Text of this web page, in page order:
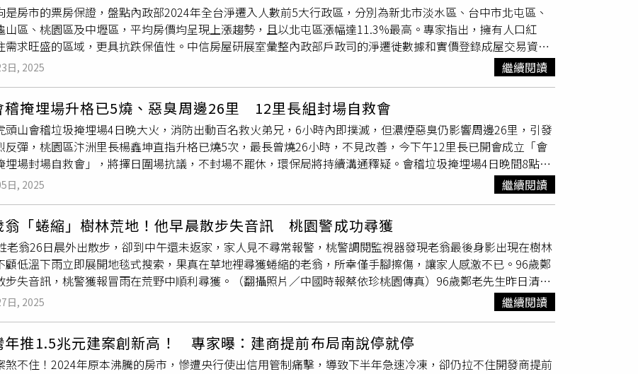
了！「知名小吃、排隊名店」成重點輔導對象 水岸景觀失靈？ 「這河畔豪宅」轉手賠售近千萬
預期總推案約653.8億元，沒有百億元大案，具規模逾50億元案則在青埔、中路、上南崁、龜山市區等地的威
、東驊、長虹新案；主要以桃園區成為推案領頭羊，散布在經國、小檜溪、站前、大有、藝文特區都有新案亮
反映出房市寒流的就是新竹地區，此檔期僅112.5億元新案量，新竹縣新豐鄉的富宇新案就佔去一半，其餘四散
、竹東鎮、湖口鄉、芎林鄉，案量都不大，建商避風頭意味濃厚。至於基隆、宜蘭等二線城市的推案成績更難
加霜讓業者以去化舊案為主。今年北台灣329檔期以雙北為推案擔當。（圖／住展雜誌提供）陳炳辰指出，在
億大案激勵下，讓今年首波預售檔期不淡，但後繼無力可能是接下來窘境，已傳新北市三重區與桃園市的A7、
，以及新竹市東區的指標案，開案時間再往後延至下半年，甚至明年直接放棄上半年，可說是識時務者為俊
不立危牆之下。陳炳辰認為，預期政府短期不會針對房市有新動作，有利市場適應現況，重拾信心，上半年若
化近期案量，在民眾沒有其他更好的保值資產選項下，長期房市仍保樂觀度。今年北台灣329檔期靠指標大案
局要查稅了！ 專家示警「5行業6行為」有漏快補繳 頂客夫妻「遺產不想給手足」律
物料和人工成本上漲之苦，預估缺10萬名技術工，而非勞工，盼能開放國外有技術含量的人才，或是引進外勞
術培養的配套措施，期待政府除了金融管制，也能正視產業問題和有效解決。往年皆與海悅差約1000億元案量
，去年突飛猛進，只相差不到400億元之遙，排名第二。經統計，新聯陽去年百億指標案就有「元利四季莊
方大境」「吾雙」「麗寶南法莊園」「華固頂滙」5大案，榮登「百億案接案王」，同時也擊敗過往伯仲之間
，重返排行亞軍。「元利四季莊園」由李天鐸操刀設計，擁有北市門牌，每坪開價百萬起跳，卻能在央行打房
趨於保守下，短短半年銷售超過600戶。（圖／四季莊園官網）新聯陽總經理張俊杰透露，今年新推案約有
億元，目前已簽約百億大案有總銷400億元的「元利四季莊園2」、近180億元的大陸建設竹北案、120億元
建設案，及4月將公開的350億元的華固北投商辦案，另有約2、3案同樣百億規模，但合約未完成，尚無法透
解釋，並非政府打房還拼命推案，而是這些案子在打房前就已簽約，除非和業主達成默契先動工、看市況再推
既然談好，就還是照表操課。接案戶數名列第三的甲山林，集團業務發展以代銷、營建雙軌並進，去年約5成
自建案。剛升任集團副董事長的張境在就透露，今年自建案1000億元，加上其他業主代銷接案，預計能有2000
釋出。愛山林攜手堃達土地開發，插旗中和推出「左岸明珠」，目前正在變更建照，預估總銷400億元。（圖
提供）多數業者保守看待今年市況，但甲山林仍備妥2000億元創新高案量，張境在表示，以前是經濟不佳、股
資金不足拉低購買力，此次是政府用金融政策管制市場，自用消費者短時間觀望後還是會出手。甲山林產品
購自用為主，不受打炒房和限貸影響，再加上租金年年漲，租轉買在市場需求依舊很強。以推案戶數排行
大代銷」，第四名後為新理想、新高創、萬群、創意家、信義、漢華、藝舍。和去年榜單相較，萬群、創意
取代了甲桂林、上揚、圓石灘。新理想重心集中在桃園各大重劃區，去年指標案為總銷近100億元的「璟都航
不過預計今年329檔期才會正式公開。總經理黃正忠表示，去年中「璟都航空城」潛銷1個月就去化6成，讓業
向惜售，本來9月要公開，結果碰上打房，所以繼續潛銷，延後到今年329才正式公開。進度放緩的還有去年第
的高雄成屋案「三發首席大院」，目前接待中心調整中；桃園小檜溪正公園「富櫻翫」溫泉度假宅，總銷近80
看市場氛圍公開，預計6、7月！」黃正忠表示，新理想上半年已確定接案500億元，「這波景氣這麼差，現在
奏，還沒進場的慢慢微調；已經開賣的，只好向業主爭取優惠、送家電。」預售案都要3、4年後完工，業主不
是房市的票房保證，盤點內政部2024年全台淨遷入人數前5大行政區，分別為新北市淡水區、台中市北屯區、
山區、桃園區及中壢區，平均房價均呈現上漲趨勢，且以北屯區漲幅達11.3%最高。專家指出，擁有人口紅
需求旺盛的區域，更具抗跌保值性。中信房屋研展室彙整內政部戶政司的淨遷徙數據和實價登錄成屋交易資
2024年全台淨遷入人數前5名的行政區，新北市淡水區以淨遷入6937人拔得頭籌，其後分別是台中市北屯區
、桃園市龜山區5337人、桃園市桃園區4918人、桃園市中壢區3562人。中信房屋研展室副理莊思敏表示，前5
遷入熱區皆為房價相對親民、建設題材豐沛的區域，近年隨著精華區的開發日益飽和，加上區內房價與地價持
許多大型建設案與建商紛紛轉向相對外圍的區域獵地插旗，磁吸不少精華區外溢買盤的湧入，帶動區域居住需
交易量能同步升溫。同時伴隨人口紅利的加持，這些區域的房市發展也獲得了相當堅實的支撐力。觀察平均房
區每坪29.7萬元，年漲幅7.2%；北屯區每坪30.2萬元，年漲11.3%，為5區中最強勁；龜山區每坪34.9萬元，
有1成；桃園區及中壢區每坪均價33.1萬元、31.7萬元，年漲幅各為8.5%、7.8%。2024年人口淨遷入5大區，
2~3字頭。（圖／中信房屋）莊思敏指出，這些人口遷入熱區的平均房價均呈現上漲趨勢，顯示供需關係是影
展的關鍵因素，尤其在現階段房市趨冷的情況下，擁有人口紅利、居住需求旺盛的區域，往往更具抗跌保值
全台淨遷入人口數榜首的淡水區，中信房屋淡水新市濱海加盟店店長童尹表示，淡水房價基期低，目前仍普遍
頭上下，總價不到1000萬元就能買到屋況還不錯的兩房、附車位的成屋，再搭配新青安的政策利多，使得近
來愈多的雙北客群選擇落腳淡水。童尹指出，雖然過去交通問題一直是淡水區發展的痛點，但隨著捷運和輕軌
區域交通條件已有明顯改善，而且未來淡水還有淡北道路、淡江大橋等重要交通建設，屆時這些建設項目一一
望大大紓解淡水的壅塞車流，區域房價也將迎來一波慶祝行情。 而全台前5大人口淨遷入熱區中，桃園市就
莊思敏表示，龜山區、桃園區、中壢區都是最近幾年炙手可熱的購屋熱區，坐擁豐沛的利多題材，包括龜山
劃區、桃園區的小檜溪重劃區、中路重劃區、中壢區的青埔高鐵重劃區、航空城計畫等，這些建設題材為區域
不少想像空間。此外，莊思敏補充，與雙北地區相比，桃園的房價仍屬親民，加上未來發展性可觀，因此能夠
雙北小資族、首購族的進駐，用通勤時間換取可合理負擔的房價。桃園建設題材位區域房市增添不少想像空
新聞張琬聆攝） 她有2000萬「一毛都不想給兒子」 律師曝解方：僅1情況可達成 房市交易恐
日, 2025 繼續閱讀
稽掩埋場升格已5燒、惡臭周邊26里 12里長組封場自救會
頭山會稽垃圾掩埋場4日晚大火，消防出動百名救火弟兄，6小時內即撲滅，但濃煙惡臭仍影響周邊26里，引發
反彈，桃園區汴洲里長楊鑫坤直指升格已燒5次，最長曾燒26小時，不見改善，今下午12里長已開會成立「會
埋場封場自救會」，將擇日圍場抗議，不封場不罷休，環保局將持續溝通釋疑。會稽垃圾掩埋場4日晚間8點起
火焰、濃煙竄升，大量報案電話湧入消防局，上百名打火弟兄到場馳援，第一消防大隊長賴志忠說，現場堆放
物及木工用的松香水，到場已全面燃燒、火勢猛烈，所幸2小時即控制火勢，5日00時35分熄滅、2點26分完成
里民，藝文特區、小檜溪等也深受其害，感嘆平均1年半就燒一次，朱縣府時期承諾封場不再進垃圾，吳縣府
風吹落樹枝太多，地方體諒開放暫置，豈料暫置就變占用，回收物放5噸只運走3噸，永遠都有回收物，但過去
水土保持或環境保護觀念，流出來的汙水都黑色跟墨汁一樣，附近居民都擔憂。桃園市虎頭山會稽垃圾掩埋場
，已是升格第5燒，桃園12里長5日成立會稽垃圾掩埋場封場自救會，將擇日圍場抗議。（圖／環保局提供）
，張市府2023年承諾改善卻跳票，根本是「看不起地方」，放任地方里長獨自面對，桃園區鄰近12里里長昨下
已正式成立「會稽垃圾掩埋場封場自救會」，堅決要求市府徹底解決問題，將擇期圍場抗議。環保局表示，春
眾處理資源回收物較平常成長2倍，為免民眾久候，才會將第一趟收運的資收物暫置場內，排定年後1周內轉運
場，不排除是資收物夾雜鋰電池等易燃物釀災，未來會持續宣導確實分類，強調暫置的都是有價回收物，已無
環保局解釋，近2年已投入超過8000萬元，提升掩埋場消防及監控設備，且把回收場畫分為4個暫置場域，防火
日, 2025 繼續閱讀
翁「蜷縮」樹林荒地！他早晨散步失音訊 桃園警成功尋獲
老翁26日晨外出散步，卻到中午還未返家，家人見不尋常報警，桃警調閱監視器發現老翁最後身影出現在樹林
顧低溫下雨立即展開地毯式搜索，果真在草地裡尋獲蜷縮的老翁，所幸僅手腳擦傷，讓家人感激不已。96歲鄭
步失音訊，桃警獲報冒雨在荒野中順利尋獲。（翻攝照片／中國時報蔡依珍桃園傳真）96歲鄭老先生昨日清晨
運動，直到中午都未返家，家人非常擔心，立即外出尋仍遍尋不著，馬上向桃園警察分局
派出所報案請
96歲鄭姓老翁散步失音訊，桃警獲報冒雨在荒野中順利尋獲。（翻攝照片／中國時報蔡依珍桃園傳真）員警依
，並積極調閱周邊監視器，發現老先生最後身影走向平日少有人前往的樹林荒地，巡佐駱俊宇立即率警員劉佾
翔前往周邊搜尋，發現老先生倒臥在草地中。因天氣寒冷並下著雨，員警到附近民宅借來雨傘幫他擋雨，同時
人員及家屬趕到現場，經初步檢視，老先生跌倒手腳有多處輕微擦傷，經送醫後已無大礙。家屬表示，鄭老先
日, 2025 繼續閱讀
年推1.5兆元建案創新高！ 專家曝：建商提前布局南說停就停
煞不住！2024年原本沸騰的房市，慘遭央行使出信用管制痛擊，導致下半年急速冷凍，卻仍拉不住開發商提前